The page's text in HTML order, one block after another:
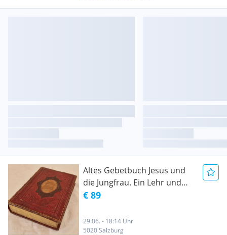
Altes Gebetbuch Jesus und
die Jungfrau. Ein Lehr und
Gebetbuch für christliche
€ 89
29.06. - 18:14 Uhr
5020 Salzburg